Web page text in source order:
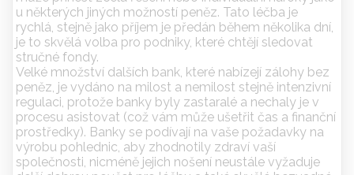
u některých jiných možností peněz. Tato léčba je
rychlá, stejně jako příjem je předán během několika dní,
je to skvělá volba pro podniky, které chtějí sledovat
stručné fondy.
Velké množství dalších bank, které nabízejí zálohy bez
peněz, je vydáno na milost a nemilost stejně intenzivní
regulaci, protože banky byly zastaralé a nechaly je v
procesu asistovat (což vám může ušetřit čas a finanční
prostředky). Banky se podívají na vaše požadavky na
výrobu pohlednic, aby zhodnotily zdraví vaší
společnosti, nicméně jejich nošení neustále vyžaduje